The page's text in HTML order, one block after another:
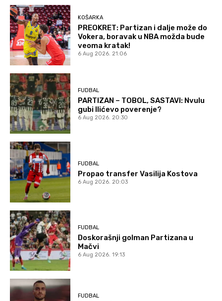
KOŠARKA
PREOKRET: Partizan i dalje može do
Vokera, boravak u NBA možda bude
veoma kratak!
6 Aug 2026. 21:06
FUDBAL
PARTIZAN – TOBOL, SASTAVI: Nvulu
gubi Ilićevo poverenje?
6 Aug 2026. 20:30
FUDBAL
Propao transfer Vasilija Kostova
6 Aug 2026. 20:03
FUDBAL
Doskorašnji golman Partizana u
Mačvi
6 Aug 2026. 19:13
FUDBAL